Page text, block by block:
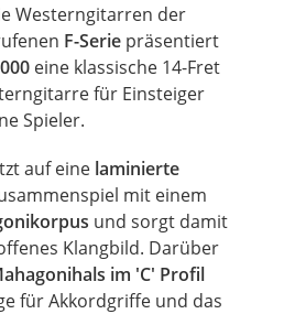
Westerngitarren der
F-Serie präsentiert
eine klassische 14-Fret
für Einsteiger
Spieler.
auf eine laminierte
mit einem
und sorgt damit
Klangbild. Darüber
im 'C' Profil
für Akkordgriffe und das